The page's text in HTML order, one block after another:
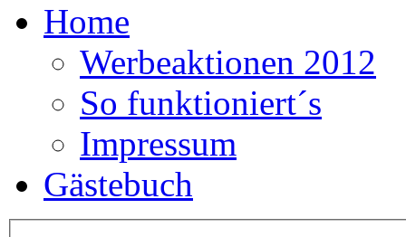
Home
Werbeaktionen 2012
So funktioniert´s
Impressum
Gästebuch